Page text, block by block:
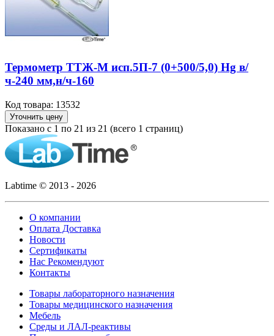
Термометр ТТЖ-М исп.5П-7 (0+500/5,0) Hg в/
ч-240 мм,н/ч-160
Код товара: 13532
Уточнить цену
Показано с 1 по 21 из 21 (всего 1 страниц)
Labtime © 2013 - 2026
О компании
Оплата Доставка
Новости
Сертификаты
Нас Рекомендуют
Контакты
Товары лабораторного назначения
Товары медицинского назначения
Мебель
Среды и ЛАЛ-реактивы